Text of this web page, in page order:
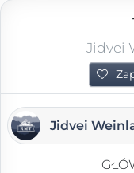
Jidvei
Jidvei